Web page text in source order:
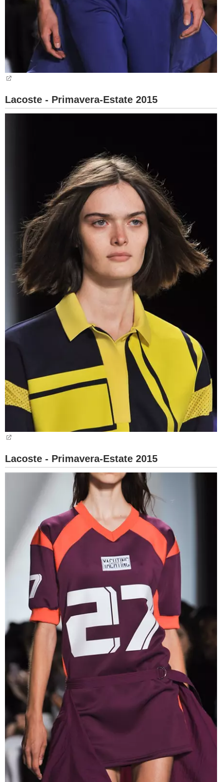
Lacoste - Primavera-Estate 2015
Lacoste - Primavera-Estate 2015